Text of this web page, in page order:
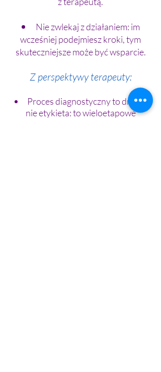
Nie zwlekaj z działaniem: im
wcześniej podejmiesz kroki, tym
skuteczniejsze może być wsparcie.
Z perspektywy terapeuty:
Proces diagnostyczny to droga,
nie etykieta: to wieloetapowe